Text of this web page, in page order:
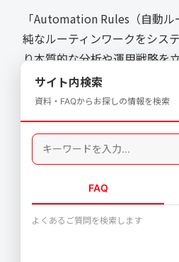
「Automation Rules（自動
純なルーティンワークをシス
り本質的な分析や運用戦略を
す。ぜひ今日から活用してみ
コラム一覧
サイト内検索
資料・FAQからお探しの情報を検索
FAQ
よくあるご質問を検索します